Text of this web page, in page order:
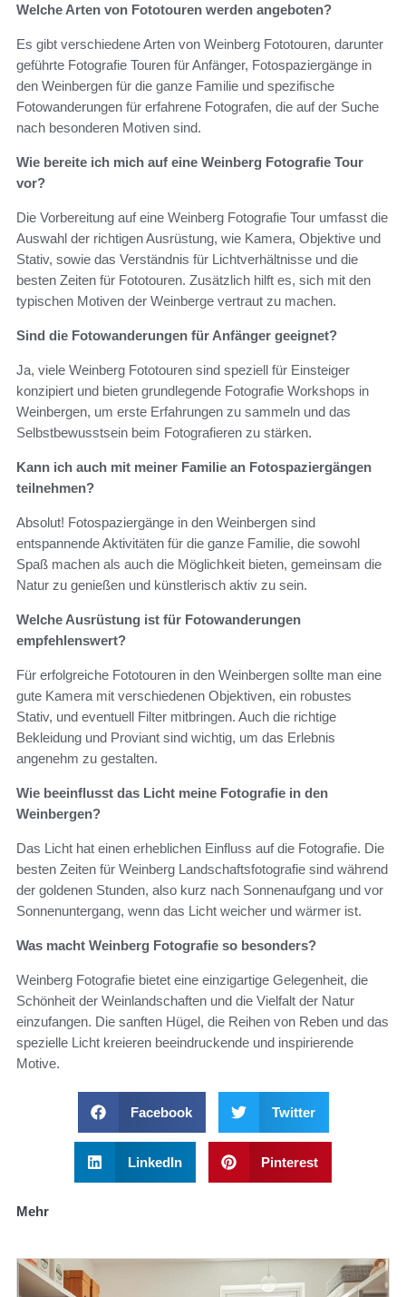
Welche Arten von Fototouren werden angeboten?
Es gibt verschiedene Arten von Weinberg Fototouren, darunter
geführte Fotografie Touren für Anfänger, Fotospaziergänge in
den Weinbergen für die ganze Familie und spezifische
Fotowanderungen für erfahrene Fotografen, die auf der Suche
nach besonderen Motiven sind.
Wie bereite ich mich auf eine Weinberg Fotografie Tour
vor?
Die Vorbereitung auf eine Weinberg Fotografie Tour umfasst die
Auswahl der richtigen Ausrüstung, wie Kamera, Objektive und
Stativ, sowie das Verständnis für Lichtverhältnisse und die
besten Zeiten für Fototouren. Zusätzlich hilft es, sich mit den
typischen Motiven der Weinberge vertraut zu machen.
Sind die Fotowanderungen für Anfänger geeignet?
Ja, viele Weinberg Fototouren sind speziell für Einsteiger
konzipiert und bieten grundlegende Fotografie Workshops in
Weinbergen, um erste Erfahrungen zu sammeln und das
Selbstbewusstsein beim Fotografieren zu stärken.
Kann ich auch mit meiner Familie an Fotospaziergängen
teilnehmen?
Absolut! Fotospaziergänge in den Weinbergen sind
entspannende Aktivitäten für die ganze Familie, die sowohl
Spaß machen als auch die Möglichkeit bieten, gemeinsam die
Natur zu genießen und künstlerisch aktiv zu sein.
Welche Ausrüstung ist für Fotowanderungen
empfehlenswert?
Für erfolgreiche Fototouren in den Weinbergen sollte man eine
gute Kamera mit verschiedenen Objektiven, ein robustes
Stativ, und eventuell Filter mitbringen. Auch die richtige
Bekleidung und Proviant sind wichtig, um das Erlebnis
angenehm zu gestalten.
Wie beeinflusst das Licht meine Fotografie in den
Weinbergen?
Das Licht hat einen erheblichen Einfluss auf die Fotografie. Die
besten Zeiten für Weinberg Landschaftsfotografie sind während
der goldenen Stunden, also kurz nach Sonnenaufgang und vor
Sonnenuntergang, wenn das Licht weicher und wärmer ist.
Was macht Weinberg Fotografie so besonders?
Weinberg Fotografie bietet eine einzigartige Gelegenheit, die
Schönheit der Weinlandschaften und die Vielfalt der Natur
einzufangen. Die sanften Hügel, die Reihen von Reben und das
spezielle Licht kreieren beeindruckende und inspirierende
Motive.
Facebook Twitter
LinkedIn Pinterest
Mehr